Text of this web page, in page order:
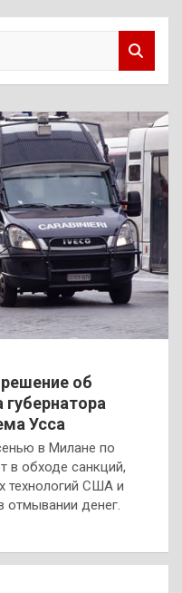
об
Усса
в Милане по
в обходе санкций,
технологий США и
отмывании денег.